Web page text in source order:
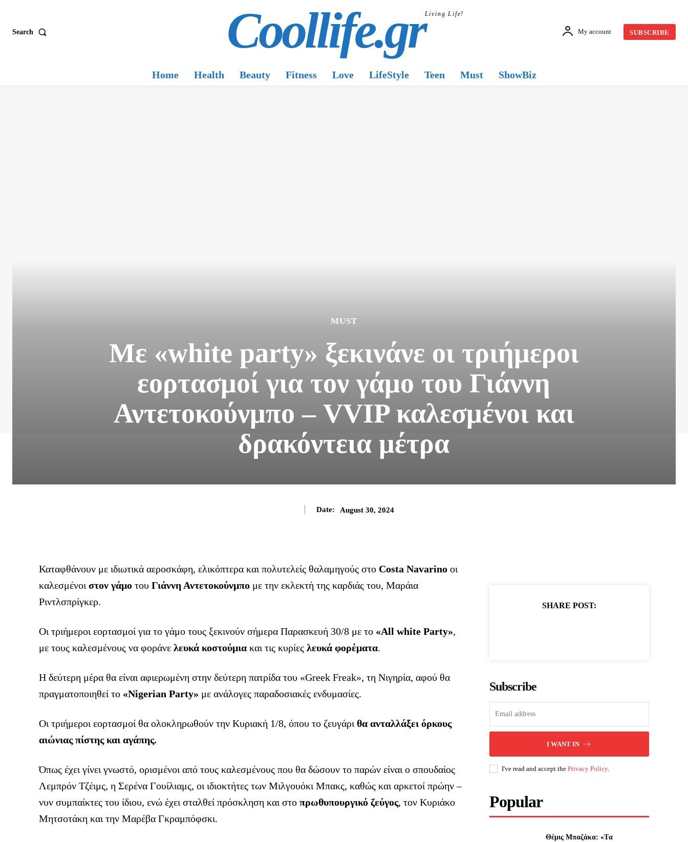
Search Coollife.grLiving Life!
My account SUBSCRIBE
Home Health Beauty Fitness Love LifeStyle Teen Must ShowBiz
MUST
Με «white party» ξεκινάνε οι τριήμεροι
εορτασμοί για τον γάμο του Γιάννη
Αντετοκούνμπο – VVIP καλεσμένοι και
δρακόντεια μέτρα
Date: August 30, 2024
Καταφθάνουν με ιδιωτικά αεροσκάφη, ελικόπτερα και πολυτελείς θαλαμηγούς στο Costa Navarino οι
καλεσμένοι στον γάμο του Γιάννη Αντετοκούνμπο με την εκλεκτή της καρδιάς του, Μαράια
Ριντλσπρίγκερ.
Οι τριήμεροι εορτασμοί για το γάμο τους ξεκινούν σήμερα Παρασκευή 30/8 με το «All white Party»,
με τους καλεσμένους να φοράνε λευκά κοστούμια και τις κυρίες λευκά φορέματα.
Η δεύτερη μέρα θα είναι αφιερωμένη στην δεύτερη πατρίδα του «Greek Freak», τη Νιγηρία, αφού θα
πραγματοποιηθεί το «Nigerian Party» με ανάλογες παραδοσιακές ενδυμασίες.
Οι τριήμεροι εορτασμοί θα ολοκληρωθούν την Κυριακή 1/8, όπου το ζευγάρι θα ανταλλάξει όρκους
αιώνιας πίστης και αγάπης.
Όπως έχει γίνει γνωστό, ορισμένοι από τους καλεσμένους που θα δώσουν το παρών είναι ο σπουδαίος
Λεμπρόν Τζέιμς, η Σερένα Γουίλιαμς, οι ιδιοκτήτες των Μιλγουόκι Μπακς, καθώς και αρκετοί πρώην –
νυν συμπαίκτες του ίδιου, ενώ έχει σταλθεί πρόσκληση και στο πρωθυπουργικό ζεύγος, τον Κυριάκο
Μητσοτάκη και την Μαρέβα Γκραμπόφσκι.
SHARE POST:
Subscribe
I WANT IN
I've read and accept thePrivacy Policy.
Popular
Θέμις Μπαζάκα: «Tα